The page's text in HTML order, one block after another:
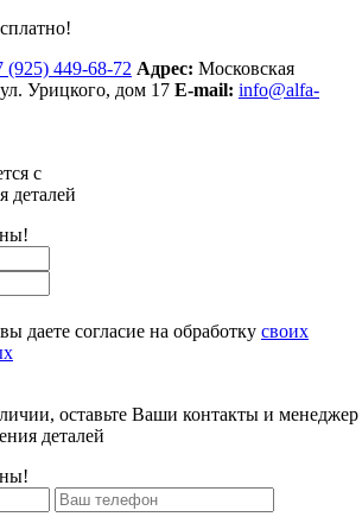
(925) 449-68-72 Адрес: Московская
ул. Урицкого, дом 17 E-mail: info@alfa-
с
деталей
даете согласие на обработку своих
оставьте Ваши контакты и менеджер
деталей